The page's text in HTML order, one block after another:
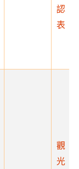
認
表
觀
光